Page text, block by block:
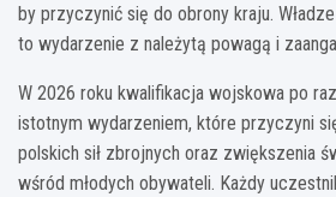
by przyczynić się do obrony kraju.
to wydarzenie z należytą powagą i
W 2026 roku kwalifikacja wojskowa po
istotnym wydarzeniem, które przyczyni
polskich sił zbrojnych oraz zwiększenia
wśród młodych obywateli. Każdy